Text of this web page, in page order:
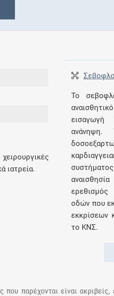
ιατρεία.
Το
εισαγωγή
ανάνηψη.
οδών που
εκκρίσεων
το ΚΝΣ.
που παρέχονται είναι